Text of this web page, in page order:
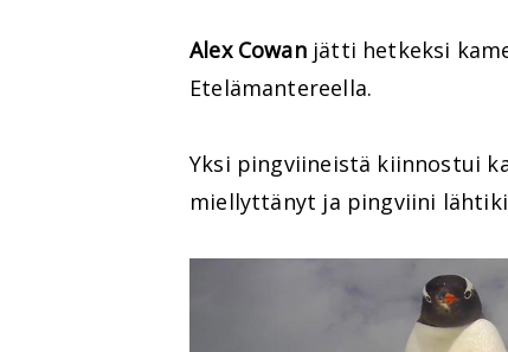
Alex Cowanjätti hetkeksi
Etelämantereella.
Yksi pingviineistä kiinnostui
miellyttänyt ja pingviini